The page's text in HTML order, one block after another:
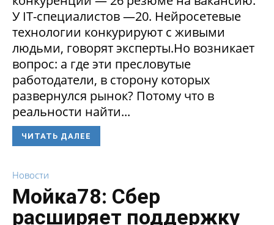
У IT-специалистов —20. Нейросетевые
технологии конкурируют с живыми
людьми, говорят эксперты.Но возникает
вопрос: а где эти пресловутые
работодатели, в сторону которых
развернулся рынок? Потому что в
реальности найти...
ЧИТАТЬ ДАЛЕЕ
Новости
Мойка78: Сбер
расширяет поддержку